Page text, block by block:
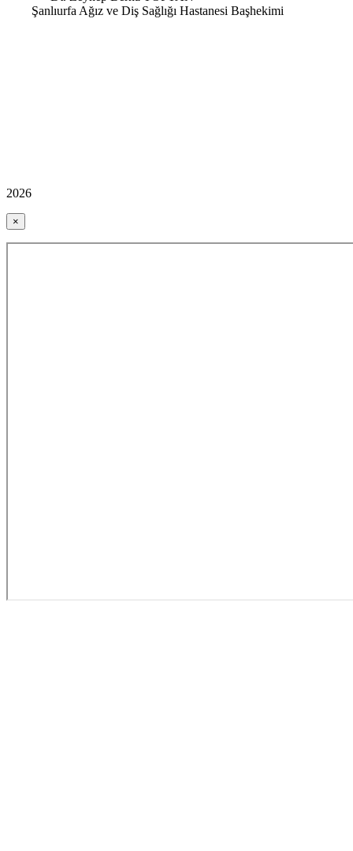
Şanlıurfa Ağız ve Diş Sağlığı Hastanesi Başhekimi
2026
×